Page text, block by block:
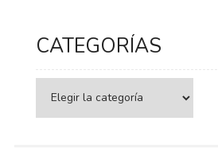
CATEGORÍAS